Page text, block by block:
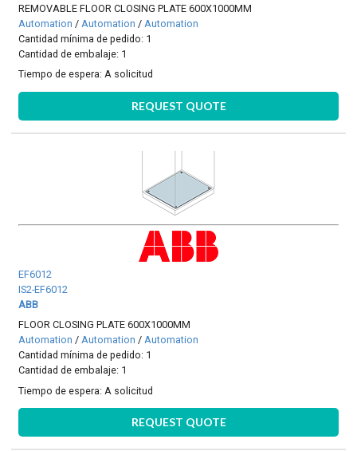
REMOVABLE FLOOR CLOSING PLATE 600X1000MM
Automation / Automation / Automation
Cantidad mínima de pedido: 1
Cantidad de embalaje: 1
Tiempo de espera:A solicitud
REQUEST QUOTE
EF6012
IS2-EF6012
ABB
FLOOR CLOSING PLATE 600X1000MM
Automation /Automation /Automation
Cantidad mínima de pedido: 1
Cantidad de embalaje: 1
Tiempo de espera: A solicitud
REQUEST QUOTE